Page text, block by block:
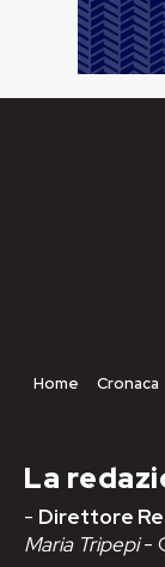
Home Cronaca
La
- Direttore
Maria Tripepi-